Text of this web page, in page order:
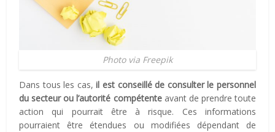
Photo via Freepik
Dans tous les cas,il est conseillé de consulter le personnel
du secteur ou l’autorité compétenteavant de prendre toute
action qui pourrait être à risque. Ces informations
pourraient être étendues ou modifiées dépendant de